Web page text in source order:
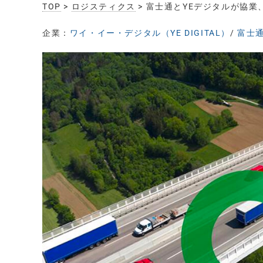
TOP > ロジスティクス > 富士通とYEデジタルが協
企業： ワイ・イー・デジタル（YE DIGITAL） /富士